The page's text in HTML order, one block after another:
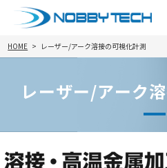
HOME レーザー/アーク溶接の可視化計測
レーザー/アーク